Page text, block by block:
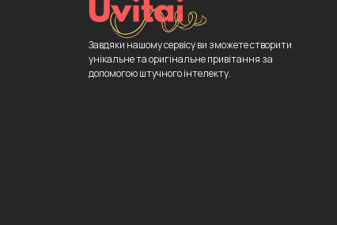
Завдяки нашому сервісу ви зможете створити
унікальне та оригінальне привітання за
допомогою штучного інтелекту.